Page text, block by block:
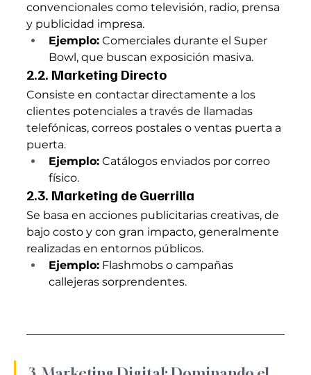
convencionales como televisión, radio, prensa
y publicidad impresa.
Ejemplo: Comerciales durante el Super
Bowl, que buscan exposición masiva.
2.2. Marketing Directo
Consiste en contactar directamente a los
clientes potenciales a través de llamadas
telefónicas, correos postales o ventas puerta a
puerta.
Ejemplo: Catálogos enviados por correo
físico.
2.3. Marketing de Guerrilla
Se basa en acciones publicitarias creativas, de
bajo costo y con gran impacto, generalmente
realizadas en entornos públicos.
Ejemplo: Flashmobs o campañas
callejeras sorprendentes.